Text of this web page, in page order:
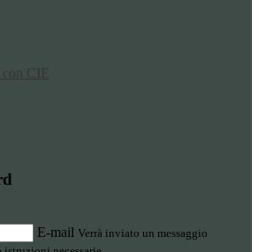
CIE
E-mail Verrà inviato un messaggio